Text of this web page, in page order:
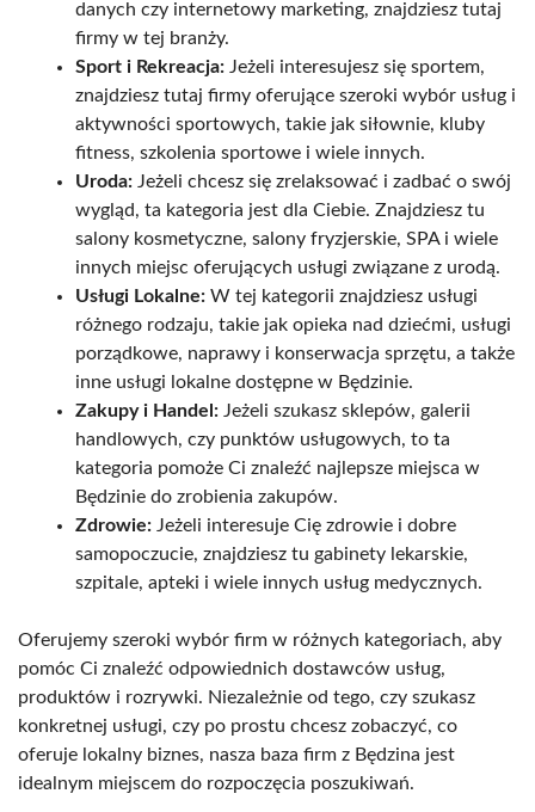
danych czy internetowy marketing, znajdziesz tutaj
firmy w tej branży.
Sport i Rekreacja: Jeżeli interesujesz się sportem,
znajdziesz tutaj firmy oferujące szeroki wybór usług i
aktywności sportowych, takie jak siłownie, kluby
fitness, szkolenia sportowe i wiele innych.
Uroda: Jeżeli chcesz się zrelaksować i zadbać o swój
wygląd, ta kategoria jest dla Ciebie. Znajdziesz tu
salony kosmetyczne, salony fryzjerskie, SPA i wiele
innych miejsc oferujących usługi związane z urodą.
Usługi Lokalne: W tej kategorii znajdziesz usługi
różnego rodzaju, takie jak opieka nad dziećmi, usługi
porządkowe, naprawy i konserwacja sprzętu, a także
inne usługi lokalne dostępne w Będzinie.
Zakupy i Handel: Jeżeli szukasz sklepów, galerii
handlowych, czy punktów usługowych, to ta
kategoria pomoże Ci znaleźć najlepsze miejsca w
Będzinie do zrobienia zakupów.
Zdrowie: Jeżeli interesuje Cię zdrowie i dobre
samopoczucie, znajdziesz tu gabinety lekarskie,
szpitale, apteki i wiele innych usług medycznych.
Oferujemy szeroki wybór firm w różnych kategoriach, aby
pomóc Ci znaleźć odpowiednich dostawców usług,
produktów i rozrywki. Niezależnie od tego, czy szukasz
konkretnej usługi, czy po prostu chcesz zobaczyć, co
oferuje lokalny biznes, nasza baza firm z Będzina jest
idealnym miejscem do rozpoczęcia poszukiwań.